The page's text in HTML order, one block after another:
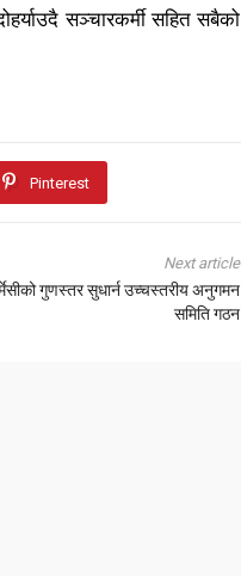
सञ्चारकर्मी सहित सबैको
Pinterest
Next article
गुणस्तर सुधार्न उच्चस्तरीय अनुगमन
समिति गठन